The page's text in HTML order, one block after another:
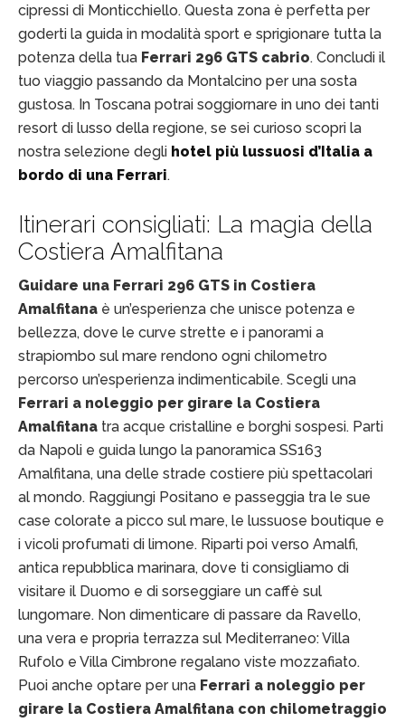
cipressi di Monticchiello. Questa zona è perfetta per
goderti la guida in modalità sport e sprigionare tutta la
potenza della tua Ferrari 296 GTS cabrio. Concludi il
tuo viaggio passando da Montalcino per una sosta
gustosa. In Toscana potrai soggiornare in uno dei tanti
resort di lusso della regione, se sei curioso scopri la
nostra selezione degli hotel più lussuosi d’Italia a
bordo di una Ferrari.
Itinerari consigliati: La magia della
Costiera Amalfitana
Guidare una Ferrari 296 GTS in Costiera
Amalfitana è un’esperienza che unisce potenza e
bellezza, dove le curve strette e i panorami a
strapiombo sul mare rendono ogni chilometro
percorso un’esperienza indimenticabile. Scegli una
Ferrari a noleggio per girare la Costiera
Amalfitana tra acque cristalline e borghi sospesi. Parti
da Napoli e guida lungo la panoramica SS163
Amalfitana, una delle strade costiere più spettacolari
al mondo. Raggiungi Positano e passeggia tra le sue
case colorate a picco sul mare, le lussuose boutique e
i vicoli profumati di limone. Riparti poi verso Amalfi,
antica repubblica marinara, dove ti consigliamo di
visitare il Duomo e di sorseggiare un caffè sul
lungomare. Non dimenticare di passare da Ravello,
una vera e propria terrazza sul Mediterraneo: Villa
Rufolo e Villa Cimbrone regalano viste mozzafiato.
Puoi anche optare per una Ferrari a noleggio per
girare la Costiera Amalfitana con chilometraggio